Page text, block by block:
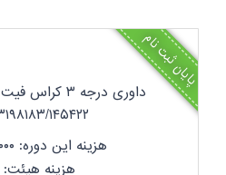
پایان ثبت نام
داوری درجه ۳
هزینه این دوره: ۱۴,۵۰۰,۰۰۰
هزینه هیئت: ۰